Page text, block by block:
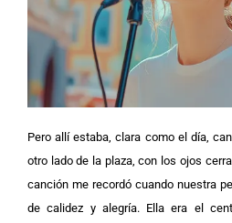
Pero allí estaba, clara como el día,
otro lado de la plaza, con los ojos
canción me recordó cuando nuestra
de calidez y alegría. Ella era el